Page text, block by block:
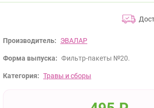
Производитель: ЭВАЛАР
Форма выпуска: Фильтр-пакеты №20.
Категория: Травы и сборы